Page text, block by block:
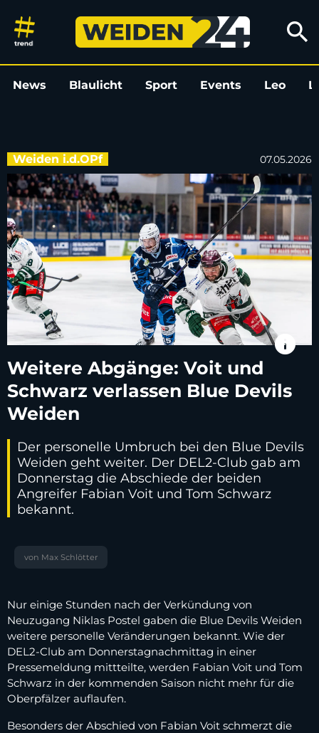
Weitere Abgänge: Voit und
search
News Blaulicht Sport Events Leo
Weiden i.d.OPf 07.05.2026
info
Weitere Abgänge: Voit und
Schwarz verlassen Blue Devils
Weiden
Der personelle Umbruch bei den Blue Devils
Weiden geht weiter. Der DEL2-Club gab am
Donnerstag die Abschiede der beiden
Angreifer Fabian Voit und Tom Schwarz
bekannt.
von Max Schlötter
Nur einige Stunden nach der Verkündung von
Neuzugang Niklas Postel gaben die Blue Devils Weiden
weitere personelle Veränderungen bekannt. Wie der
DEL2-Club am Donnerstagnachmittag in einer
Pressemeldung mittteilte, werden Fabian Voit und Tom
Schwarz in der kommenden Saison nicht mehr für die
Oberpfälzer auflaufen.
Besonders der Abschied von Fabian Voit schmerzt die